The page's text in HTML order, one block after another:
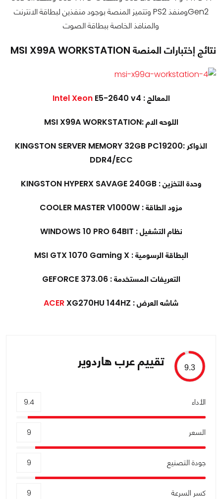
Gen2ومنفذ PS2 وتتميز المنصة بوجود منفذين لبطاقة الانترنت
والمنافذ الخاصة ببطاقة الصوت
نتائج إختبارات المنصة MSI X99A WORKSTATION
المعالج : Intel XeonE5-2640 v4
اللوحه الام :MSI X99A WORKSTATION
الذواكر :KINGSTON SERVER MEMORY 32GB PC19200
DDR4/ECC
وحدة التخزين : KINGSTON HYPERX SAVAGE 240GB
مزود الطاقة : COOLER MASTER V1000W
نظام التشغيل : WINDOWS 10 PRO 64BIT
البطاقة الرسومية : MSI GTX 1070 Gaming X
التعريفات المستخدمة : GEFORCE 373.06
شاشه العرض : ACERXG270HU 144HZ
9.3 تقييم عرب هاردوير
الأداء 9.4
السعر 9
جودة التصنيع 9
كسر السرعة 9